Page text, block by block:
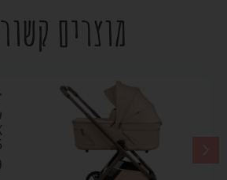
מוצרים